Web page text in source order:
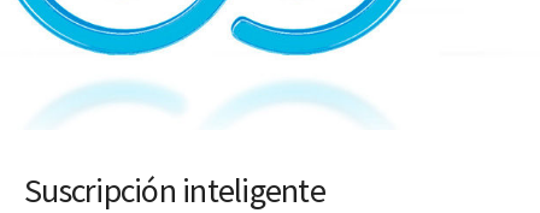
Suscripción inteligente